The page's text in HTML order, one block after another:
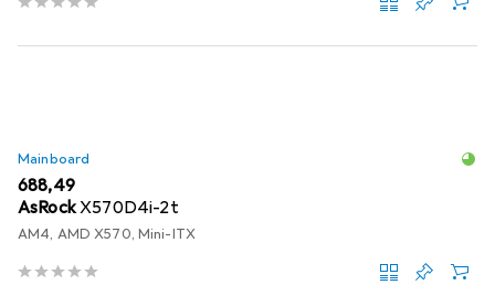
Mainboard
EUR
688,49
AsRockX570D4i-2t
AM4, AMD X570, Mini-ITX